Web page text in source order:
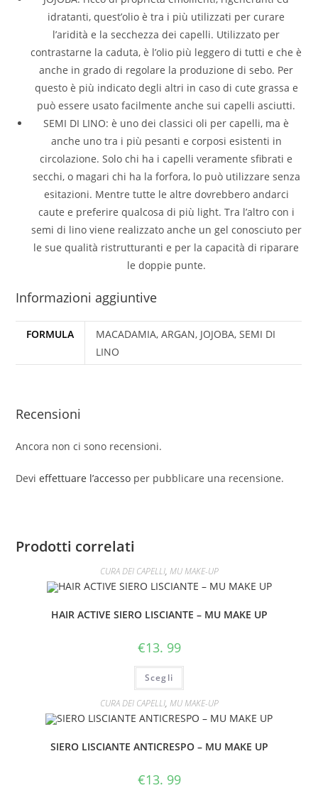
idratanti, quest’olio è tra i più utilizzati per curare
l’aridità e la secchezza dei capelli. Utilizzato per
contrastarne la caduta, è l’olio più leggero di tutti e che è
anche in grado di regolare la produzione di sebo. Per
questo è più indicato degli altri in caso di cute grassa e
può essere usato facilmente anche sui capelli asciutti.
SEMI DI LINO: è uno dei classici oli per capelli, ma è
anche uno tra i più pesanti e corposi esistenti in
circolazione. Solo chi ha i capelli veramente sfibrati e
secchi, o magari chi ha la forfora, lo può utilizzare senza
esitazioni. Mentre tutte le altre dovrebbero andarci
caute e preferire qualcosa di più light. Tra l’altro con i
semi di lino viene realizzato anche un gel conosciuto per
le sue qualità ristrutturanti e per la capacità di riparare
le doppie punte.
Informazioni aggiuntive
FORMULA
MACADAMIA, ARGAN, JOJOBA, SEMI DI
LINO
Recensioni
Ancora non ci sono recensioni.
Devieffettuare l’accesso per pubblicare una recensione.
Prodotti correlati
CURA DEI CAPELLI, MU MAKE-UP
HAIR ACTIVE SIERO LISCIANTE – MU MAKE UP
€13. 99
Scegli
CURA DEI CAPELLI, MU MAKE-UP
SIERO LISCIANTE ANTICRESPO – MU MAKE UP
€13. 99